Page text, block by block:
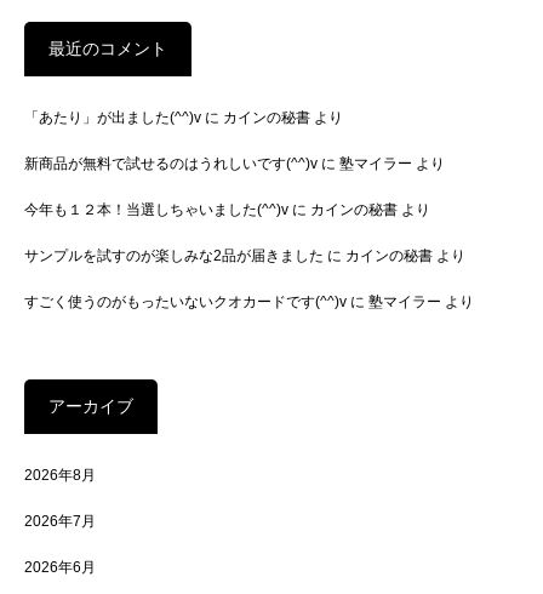
最近のコメント
「あたり」が出ました(^^)v に カインの秘書 より
新商品が無料で試せるのはうれしいです(^^)v に 塾マイラー より
今年も１２本！当選しちゃいました(^^)v に カインの秘書 より
サンプルを試すのが楽しみな2品が届きました に カインの秘書 より
すごく使うのがもったいないクオカードです(^^)v に 塾マイラー より
アーカイブ
2026年8月
2026年7月
2026年6月